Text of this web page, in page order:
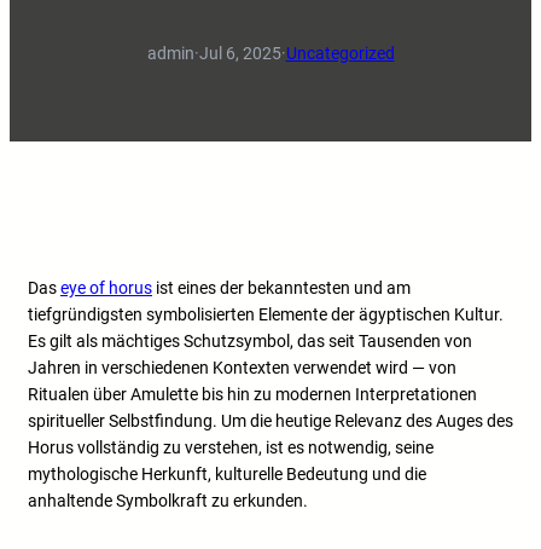
admin·Jul 6, 2025·Uncategorized
Daseye of horus ist eines der bekanntesten und am
tiefgründigsten symbolisierten Elemente der ägyptischen Kultur.
Es gilt als mächtiges Schutzsymbol, das seit Tausenden von
Jahren in verschiedenen Kontexten verwendet wird — von
Ritualen über Amulette bis hin zu modernen Interpretationen
spiritueller Selbstfindung. Um die heutige Relevanz des Auges des
Horus vollständig zu verstehen, ist es notwendig, seine
mythologische Herkunft, kulturelle Bedeutung und die
anhaltende Symbolkraft zu erkunden.